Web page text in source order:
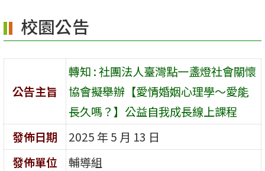
區
校園公告
公告主旨
轉知 : 社團法人臺灣點一盞燈社會關懷
協會擬舉辦【愛情婚姻心理學〜愛能
長久嗎？】公益自我成長線上課程
發佈日期
2025 年 5 月 13 日
發佈單位
輔導組